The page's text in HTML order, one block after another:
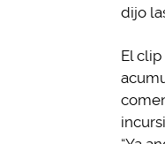
dijo
El